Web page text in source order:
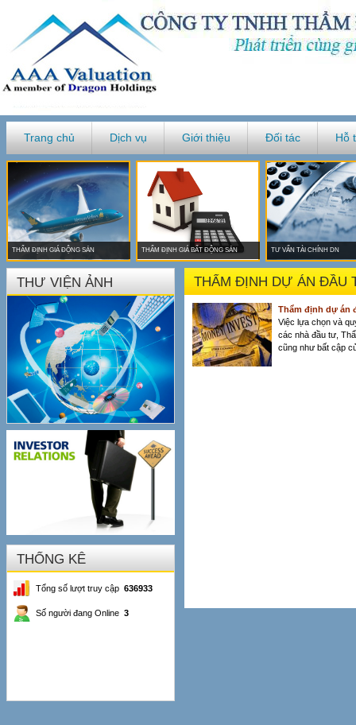
Trang chủ Dịch vụ Giới thiệu Đối tác Hỗ
THẨM ĐỊNH GIÁ ĐỘNG SẢN THẨM ĐỊNH GIÁ BẤT ĐỘNG SẢN TƯ VẤN TÀI CHÍNH DN
THƯ VIỆN ẢNH
THỐNG KÊ
Tổng số lượt truy cập 636933
Số người đang Online 3
THẨM ĐỊNH DỰ ÁN ĐẦU
Thẩm định dự án
Việc lựa chọn và
các nhà đầu tư,
cũng như bất cập